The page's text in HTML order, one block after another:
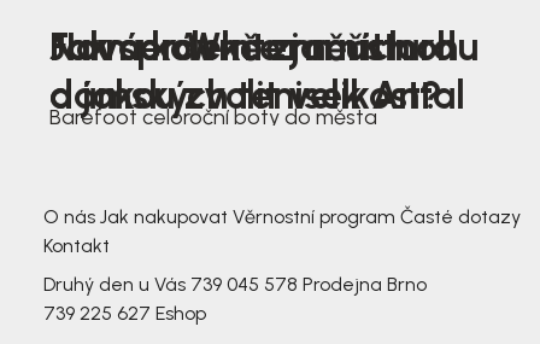
Nová kolekce jarních
dámských tenisek Antal
Jak správně změřit nohu
a jakou zvolit velikost?
Farmer Winter mustard
Barefoot celoroční boty do města
O nás Jak nakupovat Věrnostní program Časté dotazy
Kontakt
Druhý den u Vás 739 045 578 Prodejna Brno
739 225 627 Eshop